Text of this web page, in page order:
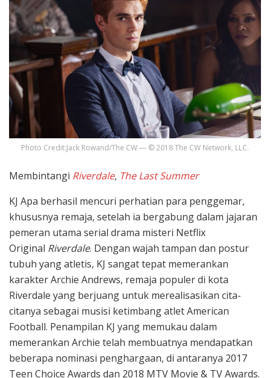
Photo Credit:Jack Rowand/The CW — © 2018 The CW Network, LLC.
Membintangi Riverdale, The Last Summer
KJ Apa berhasil mencuri perhatian para penggemar,
khususnya remaja, setelah ia bergabung dalam jajaran
pemeran utama serial drama misteri Netflix
Original Riverdale. Dengan wajah tampan dan postur
tubuh yang atletis, KJ sangat tepat memerankan
karakter Archie Andrews, remaja populer di kota
Riverdale yang berjuang untuk merealisasikan cita-
citanya sebagai musisi ketimbang atlet American
Football. Penampilan KJ yang memukau dalam
memerankan Archie telah membuatnya mendapatkan
beberapa nominasi penghargaan, di antaranya 2017
Teen Choice Awards dan 2018 MTV Movie & TV Awards.